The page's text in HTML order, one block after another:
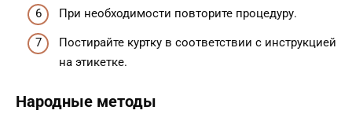
При необходимости повторите процедуру.
Постирайте куртку в соответствии с инструкцией
на этикетке.
Народные методы